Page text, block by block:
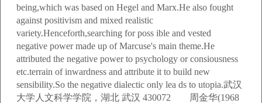
being,which was based on Hegel and Marx.He also fought
against positivism and mixed realistic
variety.Henceforth,searching for poss ible and vested
negative power made up of Marcuse's main theme.He
attributed the negative power to psychology or consiousness
etc.terrain of inwardness and attribute it to build new
sensibility.So the negative dialectic only lea ds to utopia.武汉
大学人文科学学院，湖北 武汉 430072 周金华(1968